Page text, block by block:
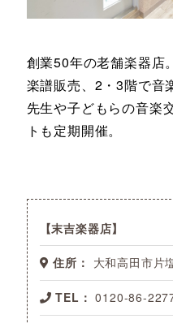
創業50年の老舗楽器店
楽譜販売、2・3階で音
先生や子どもらの音楽
トも定期開催。
末吉楽器店
住所： 大和高田市片
TEL： 0120-86-